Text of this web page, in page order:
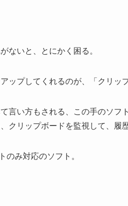
ないと、とにかく困る。
ップしてくれるのが、「クリッ
言い方もされる、この手のソフト
クリップボードを監視して、履
のみ対応のソフト。